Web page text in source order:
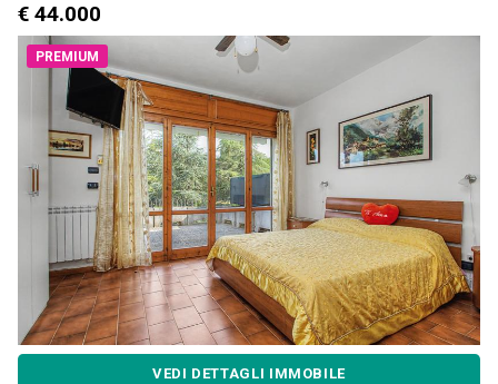
€ 44.000
PREMIUM
VEDI DETTAGLI IMMOBILE